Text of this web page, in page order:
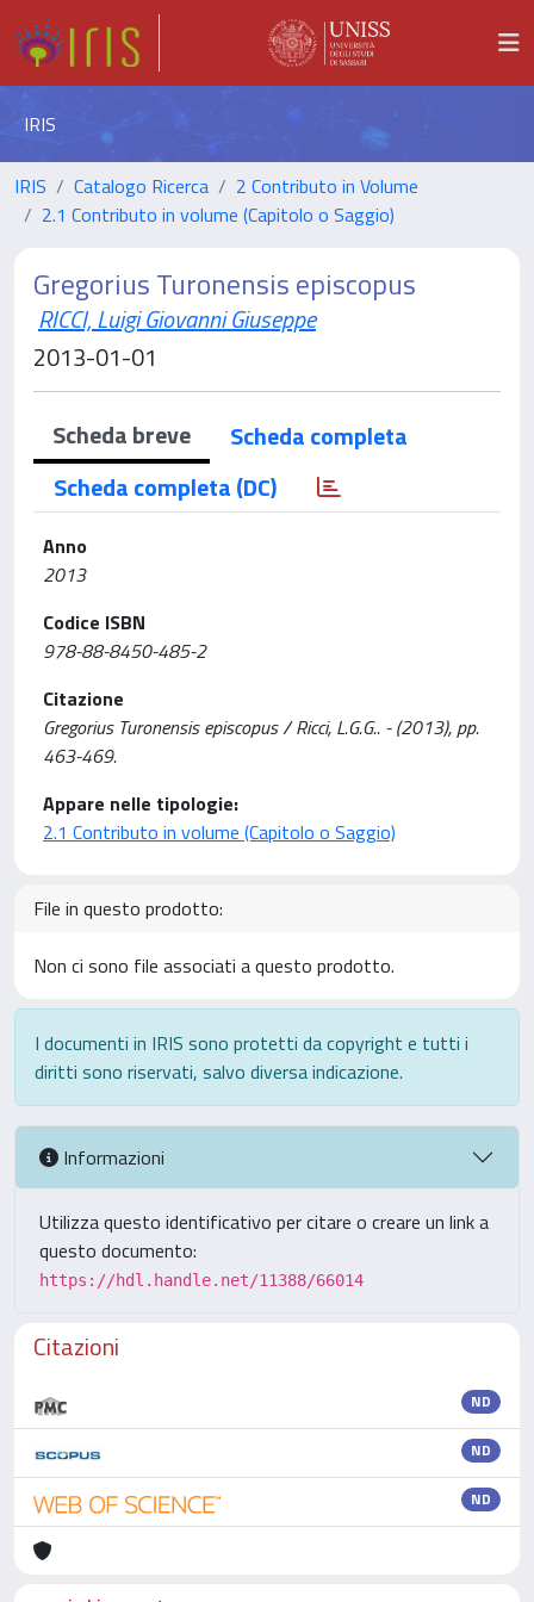
IRIS
IRIS Catalogo Ricerca
2 Contributo in Volume
2.1 Contributo in volume (Capitolo o Saggio)
Gregorius Turonensis episcopus
RICCI, Luigi Giovanni Giuseppe
2013-01-01
Scheda breve
Scheda completa
Scheda completa (DC)
Anno
2013
Codice ISBN
978-88-8450-485-2
Citazione
Gregorius Turonensis episcopus / Ricci, L.G.G.. - (2013), pp.
463-469.
Appare nelle tipologie:
2.1 Contributo in volume (Capitolo o Saggio)
File in questo prodotto:
Non ci sono file associati a questo prodotto.
I documenti in IRIS sono protetti da copyright e tutti i
diritti sono riservati, salvo diversa indicazione.
Informazioni
Utilizza questo identificativo per citare o creare un link a
questo documento:
https://hdl.handle.net/11388/66014
Citazioni
ND
ND
ND